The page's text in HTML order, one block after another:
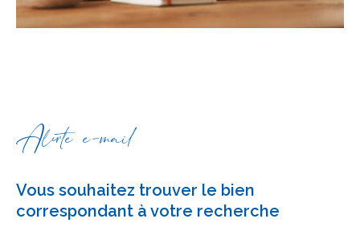
Alerte e-mail
Vous souhaitez trouver le bien
correspondant à votre recherche